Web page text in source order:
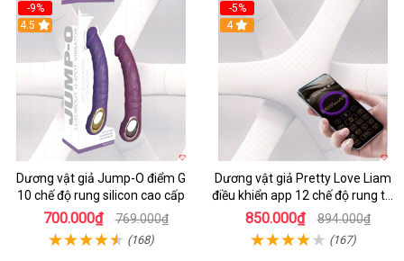
-9%
4.5
Dương vật giả Jump-O điểm G
10 chế độ rung silicon cao cấp
700.000₫ 769.000₫
(168)
-5%
4
Dương vật giả Pretty Love Liam
điều khiển app 12 chế độ rung tai
thỏ siêu hot
850.000₫ 894.000₫
(167)